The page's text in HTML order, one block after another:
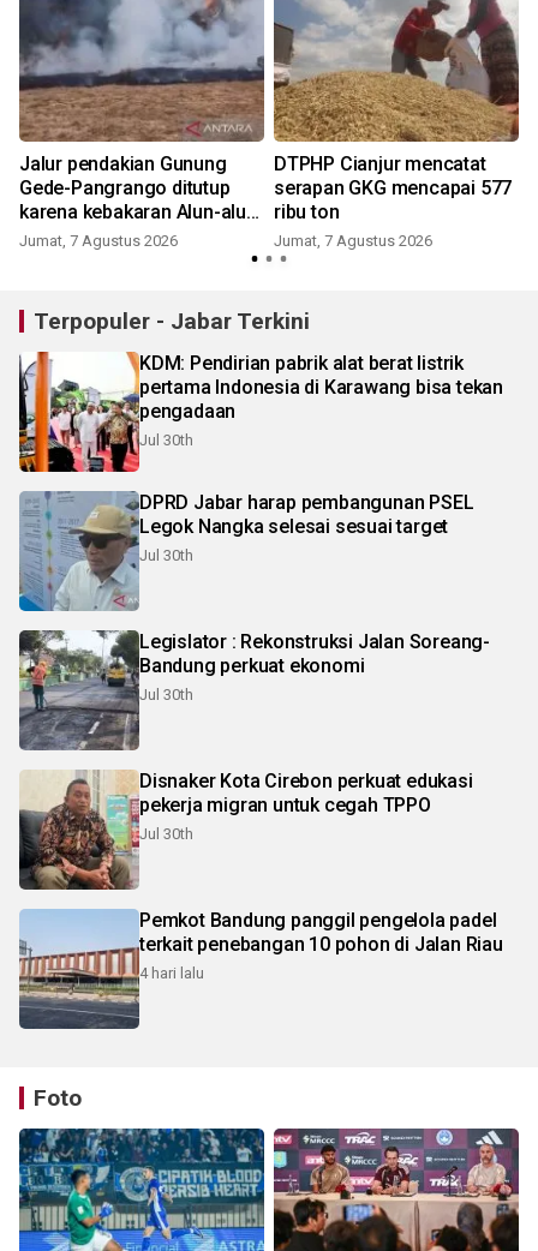
Jalur pendakian Gunung
Gede-Pangrango ditutup
karena kebakaran Alun-alun
Suryakancana
Jumat, 7 Agustus 2026
DTPHP Cianjur mencatat
serapan GKG mencapai 577
ribu ton
Jumat, 7 Agustus 2026
Terpopuler - Jabar Terkini
KDM: Pendirian pabrik alat berat listrik
pertama Indonesia di Karawang bisa tekan
pengadaan
Jul 30th
DPRD Jabar harap pembangunan PSEL
Legok Nangka selesai sesuai target
Jul 30th
Legislator : Rekonstruksi Jalan Soreang-
Bandung perkuat ekonomi
Jul 30th
Disnaker Kota Cirebon perkuat edukasi
pekerja migran untuk cegah TPPO
Jul 30th
Pemkot Bandung panggil pengelola padel
terkait penebangan 10 pohon di Jalan Riau
4 hari lalu
Foto